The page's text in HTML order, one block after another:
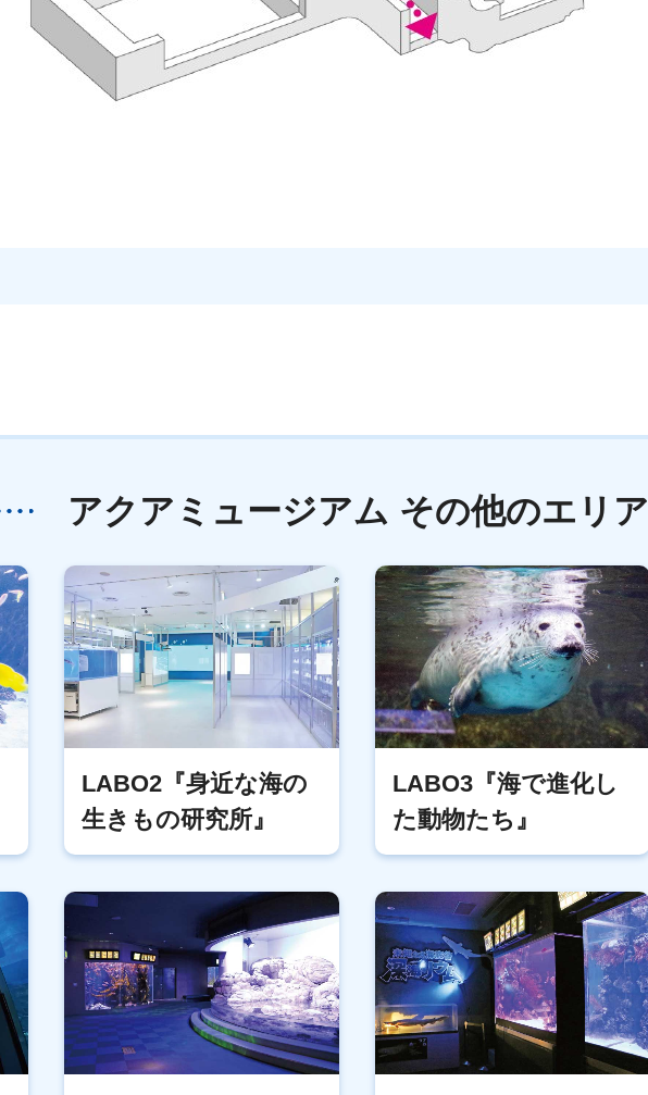
アクアミュージアム その他のエリア
LABO2『身近な海の
生きもの研究所』
LABO3『海で進化し
た動物たち』